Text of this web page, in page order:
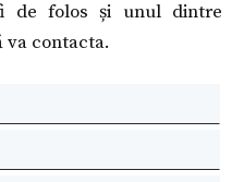
de folos și unul dintre
va contacta.